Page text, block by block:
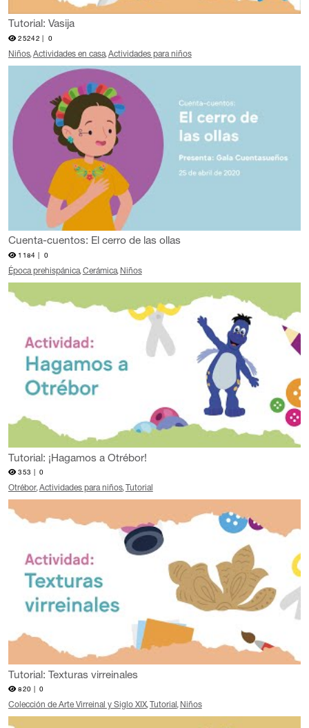
Tutorial: Vasija
25242 | 0
Niños Actividades en casa Actividades para niños
Cuenta-cuentos: El cerro de las ollas
1184 | 0
Época prehispánica Cerámica Niños
Tutorial: ¡Hagamos a Otrébor!
353 | 0
Otrébor Actividades para niños Tutorial
Tutorial: Texturas virreinales
820 | 0
Colección de Arte Virreinal y Siglo XIX Tutorial Niños